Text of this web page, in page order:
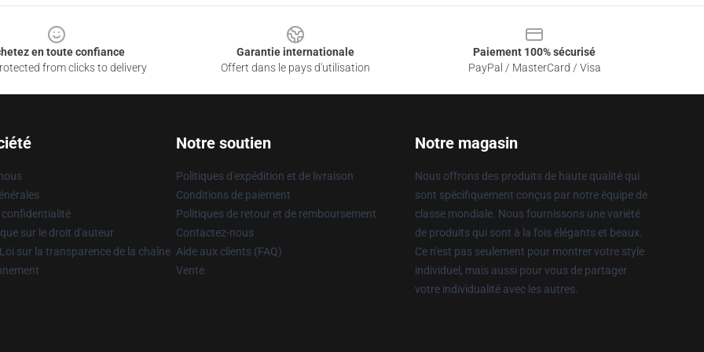
en toute confiance
from clicks to delivery
Garantie internationale
Offert dans le pays d'utilisation
Paiement 100% sécurisé
PayPal / MasterCard / Visa
confidentialité
sur le droit d'auteur
sur la transparence de la chaîne
Notre soutien
Politiques d'expédition et de livraison
Conditions de paiement
Politiques de retour et de remboursement
Contactez-nous
Aide aux clients (FAQ)
Vente
Notre magasin
Nous offrons des produits de haute qualité qui
sont spécifiquement conçus par notre équipe de
classe mondiale. Nous fournissons une variété
de produits qui sont à la fois élégants et beaux.
Ce n'est pas seulement pour montrer votre style
individuel, mais aussi pour vous de partager
votre individualité avec les autres.